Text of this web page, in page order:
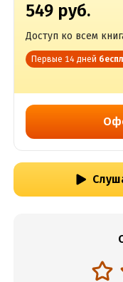
549 руб.
Доступ ко всем
Первые 14 дней